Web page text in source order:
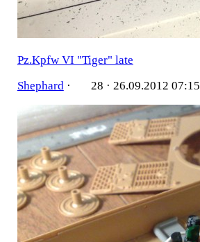
Pz.Kpfw VI "Tiger" late
Shephard · 28 · 26.09.2012 07:15